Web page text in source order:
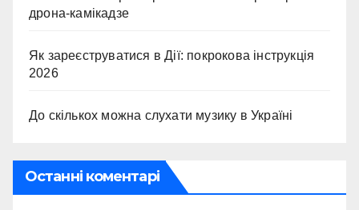
дрона-камікадзе
Як зареєструватися в Дії: покрокова інструкція
2026
До скількох можна слухати музику в Україні
Останні коментарі